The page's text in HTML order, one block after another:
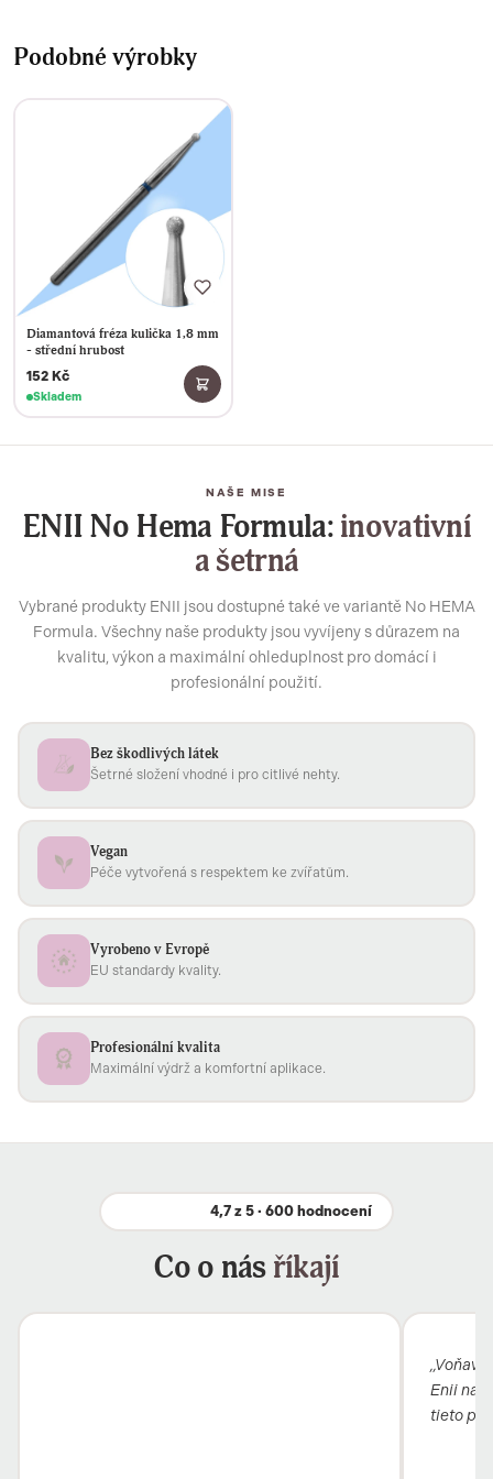
Podobné výrobky
Diamantová fréza kulička 1,8 mm
- střední hrubost
152 Kč
Skladem
NAŠE MISE
ENII No Hema Formula:inovativní
a šetrná
Vybrané produkty ENII jsou dostupné také ve variantě No HEMA
Formula. Všechny naše produkty jsou vyvíjeny s důrazem na
kvalitu, výkon a maximální ohleduplnost pro domácí i
profesionální použití.
Bez škodlivých látek
Šetrné složení vhodné i pro citlivé nehty.
Vegan
Péče vytvořená s respektem ke zvířatům.
Vyrobeno v Evropě
EU standardy kvality.
Profesionální kvalita
Maximální výdrž a komfortní aplikace.
4,7 z 5 · 600 hodnocení
Co o násříkají
Enii
tieto